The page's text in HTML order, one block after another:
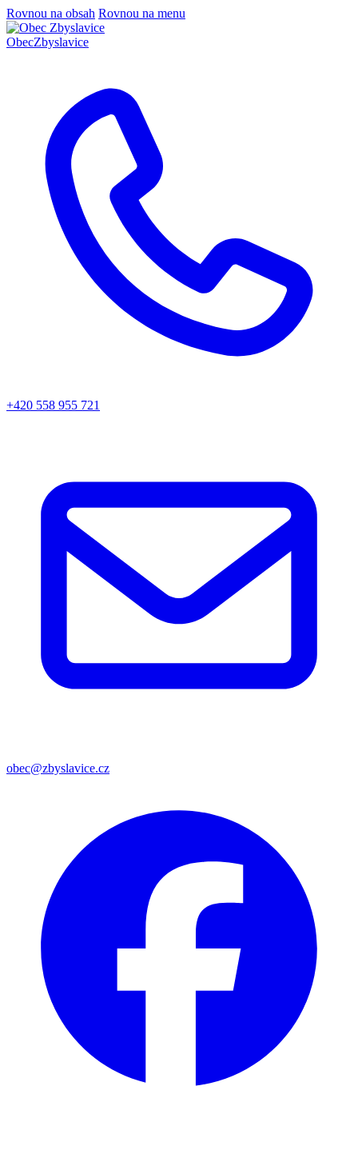
Rovnou na obsah Rovnou na menu
ObecZbyslavice
+420 558 955 721
obec@zbyslavice.cz